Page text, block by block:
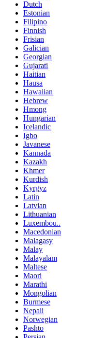
Dutch
Estonian
Filipino
Finnish
Frisian
Galician
Georgian
Gujarati
Haitian
Hausa
Hawaiian
Hebrew
Hmong
Hungarian
Icelandic
Igbo
Javanese
Kannada
Kazakh
Khmer
Kurdish
Kyrgyz
Latin
Latvian
Lithuanian
Luxembou..
Macedonian
Malagasy
Malay
Malayalam
Maltese
Maori
Marathi
Mongolian
Burmese
Nepali
Norwegian
Pashto